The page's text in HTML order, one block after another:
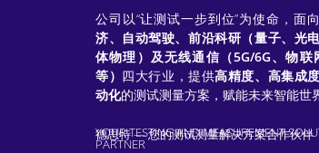
公司以“让测试一步到位”为使命，面
济、自动驾驶、前沿科研（量子、光
体物理）及无线通信（5G/6G、物联
等） 四大行业，提供高精度、高集成
动化的测试测量方案，赋能未来智能世
德思特 — 您的测试测量解决方案合作伙伴
YOUR TESTING AND MEASUREMENT
PARTNER